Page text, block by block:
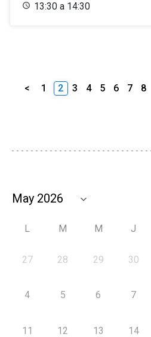
13:30 a 14:30
< 1 2 3 4 5 6 7 8
L M M J
27 28 29 30
4 5 6 7
11 12 13 14